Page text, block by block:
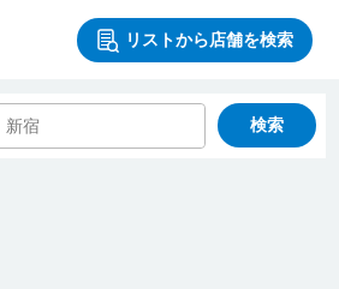
リストから店舗を検索
検索